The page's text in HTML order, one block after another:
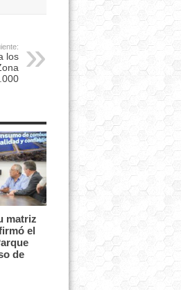
los
matriz
el
de